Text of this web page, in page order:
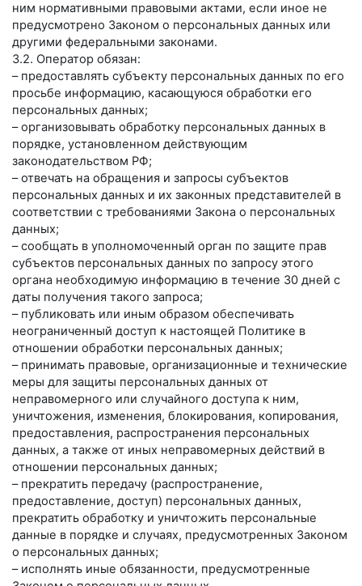
ним нормативными правовыми актами, если иное не
предусмотрено Законом о персональных данных или
другими федеральными законами.
3.2. Оператор обязан:
– предоставлять субъекту персональных данных по его
просьбе информацию, касающуюся обработки его
персональных данных;
– организовывать обработку персональных данных в
порядке, установленном действующим
законодательством РФ;
– отвечать на обращения и запросы субъектов
персональных данных и их законных представителей в
соответствии с требованиями Закона о персональных
данных;
– сообщать в уполномоченный орган по защите прав
субъектов персональных данных по запросу этого
органа необходимую информацию в течение 30 дней с
даты получения такого запроса;
– публиковать или иным образом обеспечивать
неограниченный доступ к настоящей Политике в
отношении обработки персональных данных;
– принимать правовые, организационные и технические
меры для защиты персональных данных от
неправомерного или случайного доступа к ним,
уничтожения, изменения, блокирования, копирования,
предоставления, распространения персональных
данных, а также от иных неправомерных действий в
отношении персональных данных;
– прекратить передачу (распространение,
предоставление, доступ) персональных данных,
прекратить обработку и уничтожить персональные
данные в порядке и случаях, предусмотренных Законом
о персональных данных;
– исполнять иные обязанности, предусмотренные